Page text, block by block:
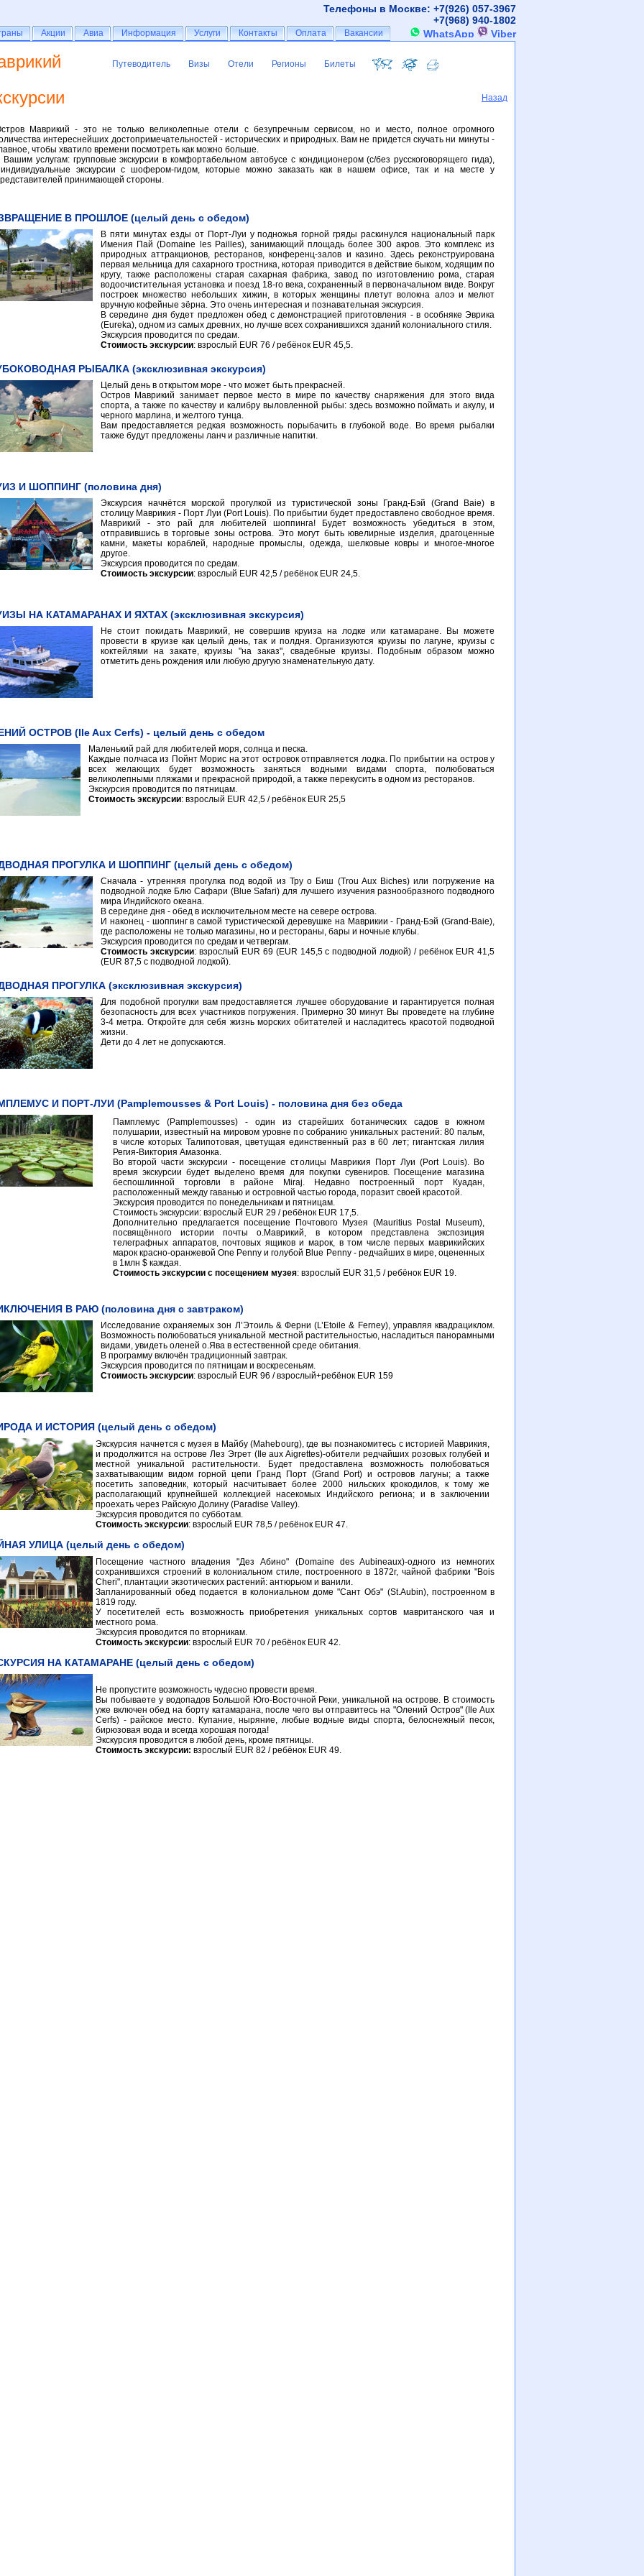
Путеводитель
Путеводитель Визы
Визы Отели
Отели Регионы
Регионы Билеты
Билеты
Назад
Маврикий - это не только великолепные отели с безупречным сервисом, но и место, полное огромного
интереснейших достопримечательностей - исторических и природных. Вам не придется скучать ни минуты -
чтобы хватило времени посмотреть как можно больше.
Вашим услугам: групповые экскурсии в комфортабельном автобусе с кондиционером (с/без русскоговорящего гида),
экскурсии с шофером-гидом, которые можно заказать как в нашем офисе, так и на месте у
принимающей стороны.
В ПРОШЛОЕ (целый день с обедом)
В пяти минутах езды от Порт-Луи у подножья горной гряды раскинулся национальный парк
Имения Пай (Domaine les Pailles), занимающий площадь более 300 акров. Это комплекс из
природных аттракционов, ресторанов, конференц-залов и казино. Здесь реконструирована
первая мельница для сахарного тростника, которая приводится в действие быком, ходящим по
кругу, также расположены старая сахарная фабрика, завод по изготовлению рома, старая
водоочистительная установка и поезд 18-го века, сохраненный в первоначальном виде. Вокруг
построек множество небольших хижин, в которых женщины плетут волокна алоэ и мелют
вручную кофейные зёрна. Это очень интересная и познавательная экскурсия.
В середине дня будет предложен обед с демонстрацией приготовления - в особняке Эврика
(Eureka), одном из самых древних, но лучше всех сохранившихся зданий колониального стиля.
Экскурсия проводится по средам.
Стоимость экскурсии: взрослый EUR 76 / ребёнок EUR 45,5.
РЫБАЛКА (эксклюзивная экскурсия)
Целый день в открытом море - что может быть прекрасней.
Остров Маврикий занимает первое место в мире по качеству снаряжения для этого вида
спорта, а также по качеству и калибру выловленной рыбы: здесь возможно поймать и акулу, и
черного марлина, и желтого тунца.
Вам предоставляется редкая возможность порыбачить в глубокой воде. Во время рыбалки
также будут предложены ланч и различные напитки.
И ШОППИНГ (половина дня)
Экскурсия начнётся морской прогулкой из туристической зоны Гранд-Бэй (Grand Baie) в
столицу Маврикия - Порт Луи (Port Louis). По прибытии будет предоставлено свободное время.
Маврикий - это рай для любителей шоппинга! Будет возможность убедиться в этом,
отправившись в торговые зоны острова. Это могут быть ювелирные изделия, драгоценные
камни, макеты кораблей, народные промыслы, одежда, шелковые ковры и многое-многое
другое.
Экскурсия проводится по средам.
Стоимость экскурсии: взрослый EUR 42,5 / ребёнок EUR 24,5.
НА КАТАМАРАНАХ И ЯХТАХ (эксклюзивная экскурсия)
Не стоит покидать Маврикий, не совершив круиза на лодке или катамаране. Вы можете
провести в круизе как целый день, так и полдня. Организуются круизы по лагуне, круизы с
коктейлями на закате, круизы "на заказ", свадебные круизы. Подобным образом можно
отметить день рождения или любую другую знаменательную дату.
ОСТРОВ (IIe Aux Cerfs) - целый день с обедом
Маленький рай для любителей моря, солнца и песка.
Каждые полчаса из Пойнт Морис на этот островок отправляется лодка. По прибытии на остров у
всех желающих будет возможность заняться водными видами спорта, полюбоваться
великолепными пляжами и прекрасной природой, а также перекусить в одном из ресторанов.
Экскурсия проводится по пятницам.
Стоимость экскурсии: взрослый EUR 42,5 / ребёнок EUR 25,5
ПРОГУЛКА И ШОППИНГ (целый день с обедом)
Сначала - утренняя прогулка под водой из Тру о Биш (Trou Aux Biches) или погружение на
подводной лодке Блю Сафари (Blue Safari) для лучшего изучения разнообразного подводного
мира Индийского океана.
В середине дня - обед в исключительном месте на севере острова.
И наконец - шоппинг в самой туристической деревушке на Маврикии - Гранд-Бэй (Grand-Baie),
где расположены не только магазины, но и рестораны, бары и ночные клубы.
Экскурсия проводится по средам и четвергам.
Стоимость экскурсии: взрослый EUR 69 (EUR 145,5 с подводной лодкой) / ребёнок EUR 41,5
(EUR 87,5 с подводной лодкой).
ПРОГУЛКА (эксклюзивная экскурсия)
Для подобной прогулки вам предоставляется лучшее оборудование и гарантируется полная
безопасность для всех участников погружения. Примерно 30 минут Вы проведете на глубине
3-4 метра. Откройте для себя жизнь морских обитателей и насладитесь красотой подводной
жизни.
Дети до 4 лет не допускаются.
И ПОРТ-ЛУИ (Pamplemousses & Port Louis) - половина дня без обеда
Памплемус (Pamplemousses) - один из старейших ботанических садов в южном
полушарии, известный на мировом уровне по собранию уникальных растений: 80 пальм,
в числе которых Талипотовая, цветущая единственный раз в 60 лет; гигантская лилия
Регия-Виктория Амазонка.
Во второй части экскурсии - посещение столицы Маврикия Порт Луи (Port Louis). Во
время экскурсии будет выделено время для покупки сувениров. Посещение магазина
беспошлинной торговли в районе Miraj. Недавно построенный порт Куадан,
расположенный между гаванью и островной частью города, поразит своей красотой.
Экскурсия проводится по понедельникам и пятницам.
Стоимость экскурсии: взрослый EUR 29 / ребёнок EUR 17,5.
Дополнительно предлагается посещение Почтового Музея (Mauritius Postal Museum),
посвящённого истории почты о.Маврикий, в котором представлена экспозиция
телеграфных аппаратов, почтовых ящиков и марок, в том числе первых маврикийских
марок красно-оранжевой One Penny и голубой Blue Penny - редчайших в мире, оцененных
в 1млн $ каждая.
Стоимость экскурсии с посещением музея: взрослый EUR 31,5 / ребёнок EUR 19.
В РАЮ (половина дня с завтраком)
Исследование охраняемых зон Л’Этоиль & Ферни (L’Etoile & Ferney), управляя квадрациклом.
Возможность полюбоваться уникальной местной растительностью, насладиться панорамными
видами, увидеть оленей о.Ява в естественной среде обитания.
В программу включён традиционный завтрак.
Экскурсия проводится по пятницам и воскресеньям.
Стоимость экскурсии: взрослый EUR 96 / взрослый+ребёнок EUR 159
И ИСТОРИЯ (целый день с обедом)
Экскурсия начнется с музея в Майбу (Mahebourg), где вы познакомитесь с историей Маврикия,
и продолжится на острове Лез Эгрет (Ile aux Aigrettes)-обители редчайших розовых голубей и
местной уникальной растительности. Будет предоставлена возможность полюбоваться
захватывающим видом горной цепи Гранд Порт (Grand Port) и островов лагуны; а также
посетить заповедник, который насчитывает более 2000 нильских крокодилов, к тому же
располагающий крупнейшей коллекцией насекомых Индийского региона; и в заключении
проехать через Райскую Долину (Paradise Valley).
Экскурсия проводится по субботам.
Стоимость экскурсии: взрослый EUR 78,5 / ребёнок EUR 47.
УЛИЦА (целый день с обедом)
Посещение частного владения "Дез Абино" (Domaine des Aubineaux)-одного из немногих
сохранившихся строений в колониальном стиле, построенного в 1872г, чайной фабрики "Bois
Cheri", плантации экзотических растений: антюрьюм и ванили.
Запланированный обед подается в колониальном доме "Сант Обэ" (St.Aubin), построенном в
1819 году.
У посетителей есть возможность приобретения уникальных сортов мавританского чая и
местного рома.
Экскурсия проводится по вторникам.
Стоимость экскурсии: взрослый EUR 70 / ребёнок EUR 42.
НА КАТАМАРАНЕ (целый день с обедом)
Не пропустите возможность чудесно провести время.
Вы побываете у водопадов Большой Юго-Восточной Реки, уникальной на острове. В стоимость
уже включен обед на борту катамарана, после чего вы отправитесь на "Олений Остров" (Ile Aux
Cerfs) - райское место. Купание, ныряние, любые водные виды спорта, белоснежный песок,
бирюзовая вода и всегда хорошая погода!
Экскурсия проводится в любой день, кроме пятницы.
Стоимость экскурсии: взрослый EUR 82 / ребёнок EUR 49.
Телефоны в Москве: +7(926) 057-3967
+7(968) 940-1802
WhatsApp
Viber
Акции
Акции Авиа
Авиа Информация
Информация Услуги
Услуги Контакты
Контакты Оплата
Оплата Вакансии
Вакансии